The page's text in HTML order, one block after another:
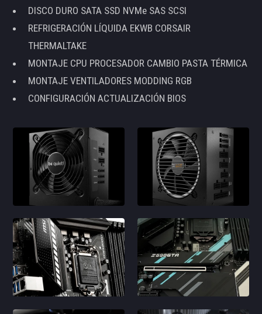
DISCO DURO SATA SSD NVMe SAS SCSI
REFRIGERACIÓN LÍQUIDA EKWB CORSAIR
THERMALTAKE
MONTAJE CPU PROCESADOR CAMBIO PASTA TÉRMICA
MONTAJE VENTILADORES MODDING RGB
CONFIGURACIÓN ACTUALIZACIÓN BIOS